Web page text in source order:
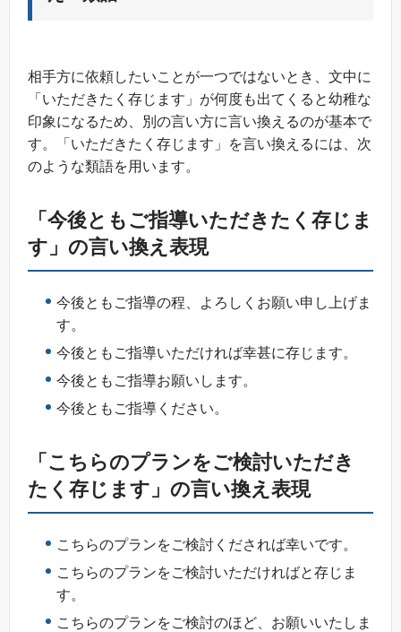
相手方に依頼したいことが一つではないとき、文中に
「いただきたく存じます」が何度も出てくると幼稚な
印象になるため、別の言い方に言い換えるのが基本で
す。「いただきたく存じます」を言い換えるには、次
のような類語を用います。
「今後ともご指導いただきたく存じま
す」の言い換え表現
今後ともご指導の程、よろしくお願い申し上げま
す。
今後ともご指導いただければ幸甚に存じます。
今後ともご指導お願いします。
今後ともご指導ください。
「こちらのプランをご検討いただき
たく存じます」の言い換え表現
こちらのプランをご検討くだされば幸いです。
こちらのプランをご検討いただければと存じま
す。
こちらのプランをご検討のほど、お願いいたしま